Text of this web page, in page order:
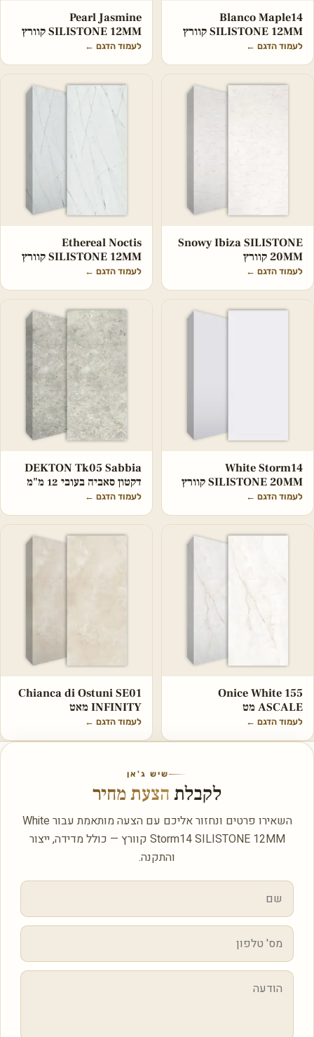
Blanco Maple14
SILISTONE 12MM קוורץ
לעמוד הדגם ←
Pearl Jasmine
SILISTONE 12MM קוורץ
לעמוד הדגם ←
Snowy Ibiza SILISTONE
20MM קוורץ
לעמוד הדגם ←
Ethereal Noctis
SILISTONE 12MM קוורץ
לעמוד הדגם ←
White Storm14
SILISTONE 20MM קוורץ
לעמוד הדגם ←
DEKTON Tk05 Sabbia
דקטון סאביה בעובי 12 מ"מ
לעמוד הדגם ←
Onice White 155
ASCALE מט
לעמוד הדגם ←
Chianca di Ostuni SE01
INFINITY מאט
לעמוד הדגם ←
שיש ג'אן
לקבלת הצעת מחיר
השאירו פרטים ונחזור אליכם עם הצעה מותאמת עבור White
Storm14 SILISTONE 12MM קוורץ — כולל מדידה, ייצור
והתקנה.